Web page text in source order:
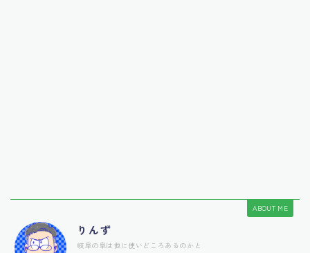
ABOUT ME
りんず
岐阜の阜は他に使いどころあるのかと